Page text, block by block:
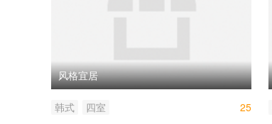
风格宜居
韩式 四室 25